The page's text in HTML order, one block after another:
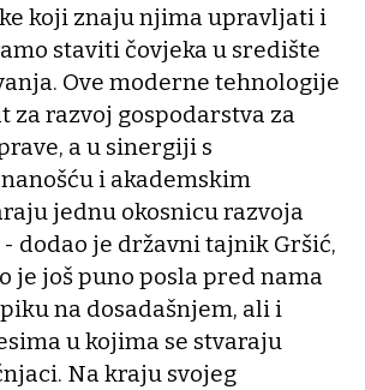
koji znaju njima upravljati i
staviti čovjeka u središte
Ove moderne tehnologije
za razvoj gospodarstva za
a u sinergiji s
i akademskim
jednu okosnicu razvoja
dodao je državni tajnik Gršić,
je još puno posla pred nama
na dosadašnjem, ali i
u kojima se stvaraju
Na kraju svojeg